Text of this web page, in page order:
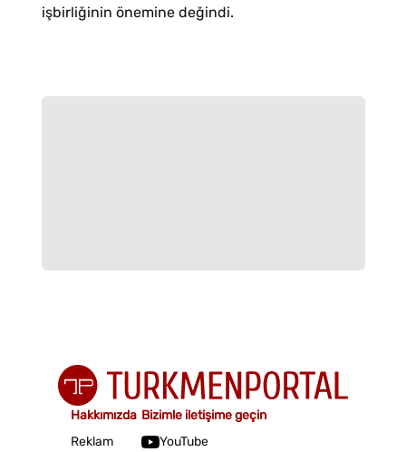
işbirliğinin önemine değindi.
Hakkımızda
Reklam
Bizimle iletişime geçin
YouTube